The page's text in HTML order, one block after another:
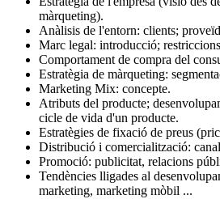
màrqueting).
Anàlisis de l'entorn: clients;
Marc legal: introducció;
Comportament de compra del
Estratègia de màrqueting:
Marketing Mix: concepte.
Atributs del producte;
cicle de vida d'un producte.
Estratègies de fixació de preus
Distribució i comercialització:
Promoció: publicitat, relacions
Tendències lligades al
marketing, marketing mòbil ...